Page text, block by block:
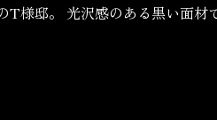
様邸。 光沢感のある黒い面材